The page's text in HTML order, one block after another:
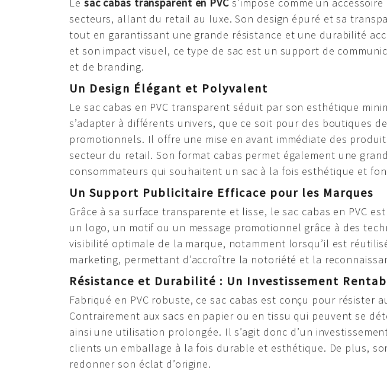
Le sac cabas transparent en PVCs’impose comme un
secteurs, allant du retail au luxe. Son design épuré et sa
tout en garantissant une grande résistance et une durabilité
et son impact visuel, ce type de sac est un support de
et de branding.
Un Design Élégant et Polyvalent
Le sac cabas en PVC transparent séduit par son esthétique
s’adapter à différents univers, que ce soit pour des boutiques
promotionnels. Il offre une mise en avant immédiate des
secteur du retail. Son format cabas permet également une
consommateurs qui souhaitent un sac à la fois esthétique et
Un Support Publicitaire Efficace pour les Marques
Grâce à sa surface transparente et lisse, le sac cabas en PVC
un logo, un motif ou un message promotionnel grâce à des
visibilité optimale de la marque, notamment lorsqu’il est
marketing, permettant d’accroître la notoriété et la
Résistance et Durabilité : Un Investissement
Fabriqué en PVC robuste, ce sac cabas est conçu pour
Contrairement aux sacs en papier ou en tissu qui peuvent se
ainsi une utilisation prolongée. Il s’agit donc d’un
clients un emballage à la fois durable et esthétique. De plus,
redonner son éclat d’origine.